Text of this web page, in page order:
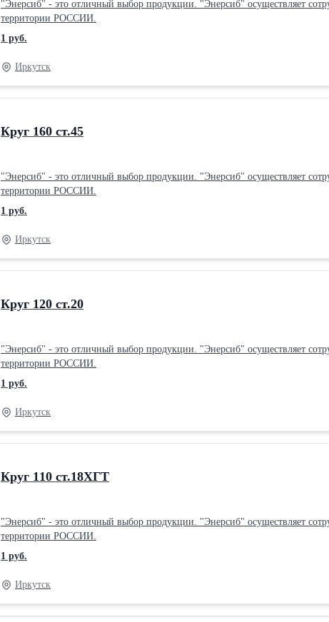
"Энерсиб" - это отличный выбор продукции. "Энерсиб" осуществляет
территории РОССИИ.
1 руб.
Иркутск
Круг 160 ст.45
"Энерсиб" - это отличный выбор продукции. "Энерсиб" осуществляет
территории РОССИИ.
1 руб.
Иркутск
Круг 120 ст.20
"Энерсиб" - это отличный выбор продукции. "Энерсиб" осуществляет
территории РОССИИ.
1 руб.
Иркутск
Круг 110 ст.18ХГТ
"Энерсиб" - это отличный выбор продукции. "Энерсиб" осуществляет
территории РОССИИ.
1 руб.
Иркутск